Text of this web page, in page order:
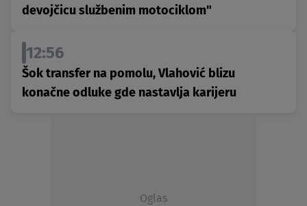
devojčicu službenim motociklom"
12:56
Šok transfer na pomolu, Vlahović blizu
konačne odluke gde nastavlja karijeru
Oglas